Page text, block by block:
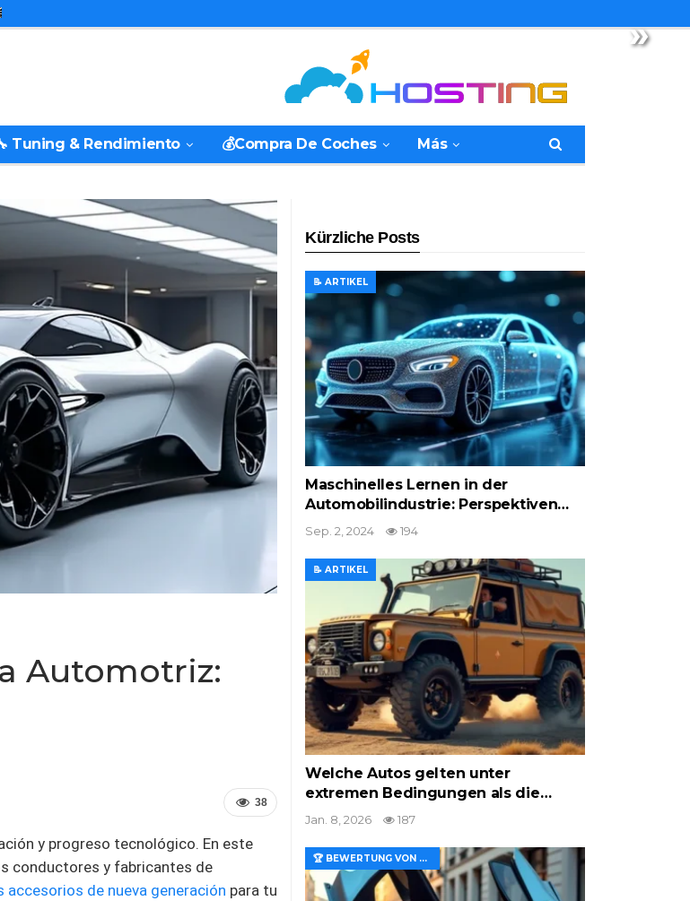
»
Tuning & Rendimiento 💰Compra De Coches Más
Automotriz:
38
y progreso tecnológico. En este
conductores y fabricantes de
de nueva generación para tu
Kürzliche Posts
📝 ARTIKEL
Maschinelles Lernen in der
Automobilindustrie: Perspektiven…
Sep. 2, 2024 194
📝 ARTIKEL
Welche Autos gelten unter
extremen Bedingungen als die…
Jan. 8, 2026 187
🏆 BEWERTUNG VON MERKMALEN UND WERT